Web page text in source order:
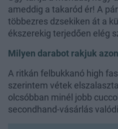
ameddig a takaród ér! A
többezres dzsekiken át a
ékszerekig terjedően elég
Milyen darabot rakjuk
A ritkán felbukkanó high
szerintem vétek
olcsóbban minél jobb
secondhand-vásárlás